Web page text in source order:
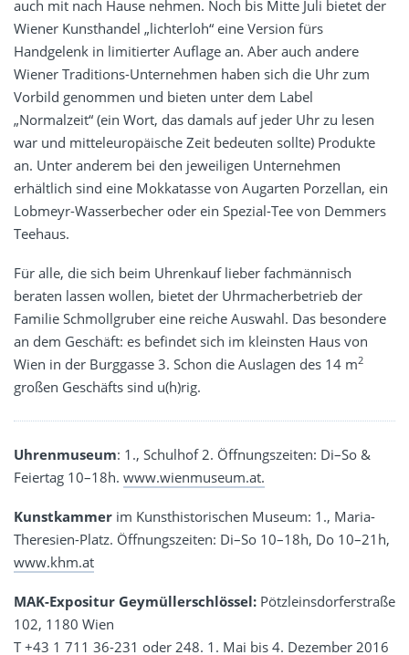
auch mit nach Hause nehmen. Noch bis Mitte Juli bietet der
Wiener Kunsthandel „lichterloh“ eine Version fürs
Handgelenk in limitierter Auflage an. Aber auch andere
Wiener Traditions-Unternehmen haben sich die Uhr zum
Vorbild genommen und bieten unter dem Label
„Normalzeit“ (ein Wort, das damals auf jeder Uhr zu lesen
war und mitteleuropäische Zeit bedeuten sollte) Produkte
an. Unter anderem bei den jeweiligen Unternehmen
erhältlich sind eine Mokkatasse von Augarten Porzellan, ein
Lobmeyr-Wasserbecher oder ein Spezial-Tee von Demmers
Teehaus.
Für alle, die sich beim Uhrenkauf lieber fachmännisch
beraten lassen wollen, bietet der Uhrmacherbetrieb der
Familie Schmollgruber eine reiche Auswahl. Das besondere
an dem Geschäft: es befindet sich im kleinsten Haus von
Wien in der Burggasse 3. Schon die Auslagen des 14 m2
großen Geschäfts sind u(h)rig.
Uhrenmuseum: 1., Schulhof 2. Öffnungszeiten: Di–So &
Feiertag 10–18h. www.wienmuseum.at.
Kunstkammer im Kunsthistorischen Museum: 1., Maria-
Theresien-Platz. Öffnungszeiten: Di–So 10–18h, Do 10–21h,
www.khm.at
MAK-Expositur Geymüllerschlössel: Pötzleinsdorferstraße
102, 1180 Wien
T +43 1 711 36-231 oder 248. 1. Mai bis 4. Dezember 2016